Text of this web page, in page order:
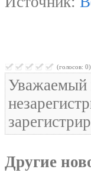
(голосов: 0)
Уважаемый
Другие